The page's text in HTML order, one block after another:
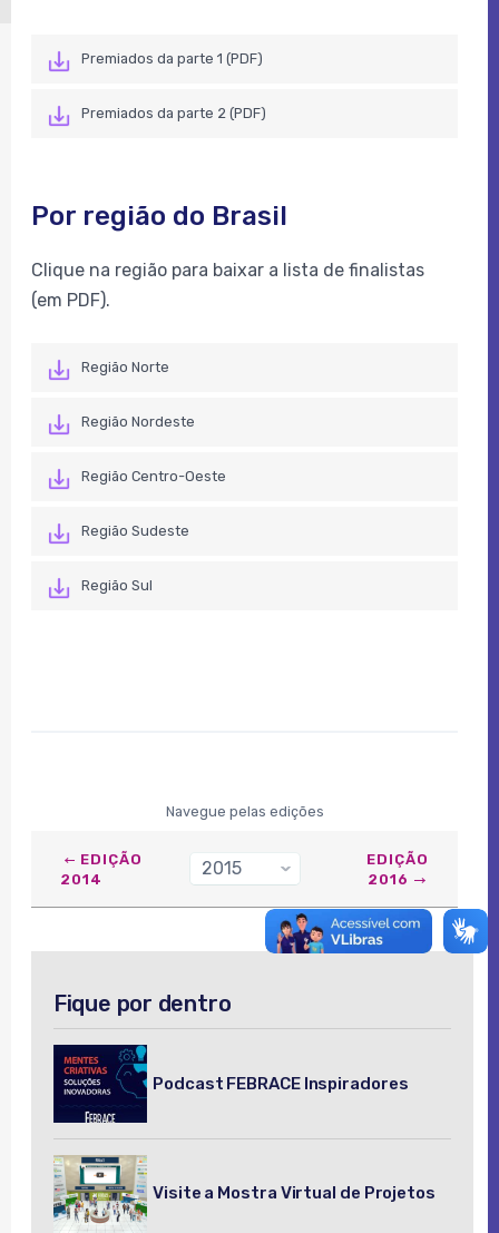
Premiados da parte 1 (PDF)
Premiados da parte 2 (PDF)
Por região do Brasil
Clique na região para baixar a lista de finalistas
(em PDF).
Região Norte
Região Nordeste
Região Centro-Oeste
Região Sudeste
Região Sul
Navegue pelas edições
EDIÇÃO
2014
2015 ›
EDIÇÃO
2016
Fique por dentro
Podcast FEBRACE Inspiradores
Visite a Mostra Virtual de Projetos